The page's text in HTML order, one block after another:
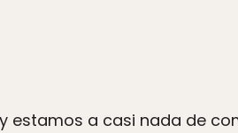
estamos a casi nada de